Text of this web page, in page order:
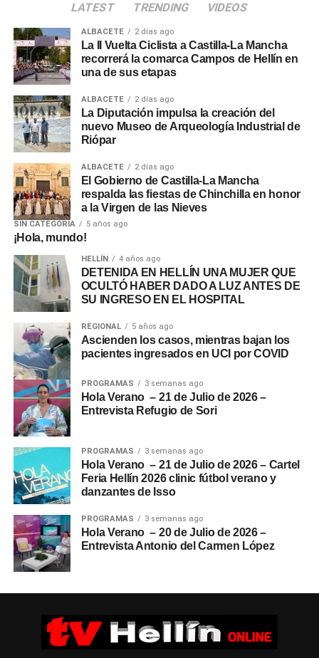
LATEST TRENDING VIDEOS
ALBACETE 2 días ago
La II Vuelta Ciclista a Castilla-La Mancha
recorrerá la comarca Campos de Hellín en
una de sus etapas
ALBACETE 2 días ago
La Diputación impulsa la creación del
nuevo Museo de Arqueología Industrial de
Riópar
ALBACETE 2 días ago
El Gobierno de Castilla-La Mancha
respalda las fiestas de Chinchilla en honor
a la Virgen de las Nieves
SIN CATEGORÍA 5 años ago
¡Hola, mundo!
HELLÍN 4 años ago
DETENIDA EN HELLÍN UNA MUJER QUE
OCULTÓ HABER DADO A LUZ ANTES DE
SU INGRESO EN EL HOSPITAL
REGIONAL 5 años ago
Ascienden los casos, mientras bajan los
pacientes ingresados en UCI por COVID
PROGRAMAS 3 semanas ago
Hola Verano – 21 de Julio de 2026 –
Entrevista Refugio de Sori
PROGRAMAS 3 semanas ago
Hola Verano – 21 de Julio de 2026 – Cartel
Feria Hellín 2026 clinic fútbol verano y
danzantes de Isso
PROGRAMAS 3 semanas ago
Hola Verano – 20 de Julio de 2026 –
Entrevista Antonio del Carmen López